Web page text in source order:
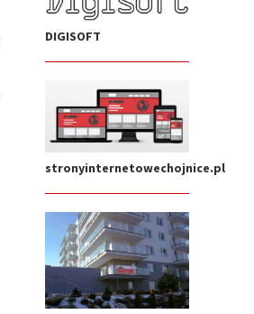
DIGISOFT
stronyinternetowechojnice.pl